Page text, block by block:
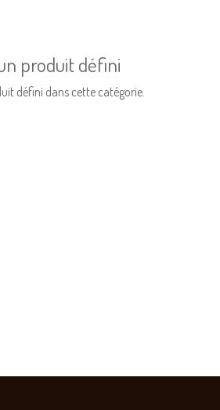
produit défini
défini dans cette catégorie.